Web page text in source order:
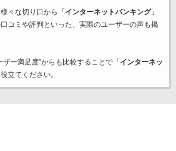
々な切り口から「 インターネットバンキング」
コミや評判といった、実際のユーザーの声も掲
ー満足度”からも比較することで「 インターネッ
立てください。